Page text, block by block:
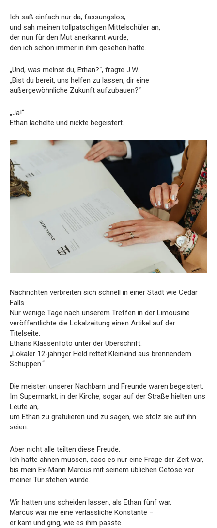
Ich saß einfach nur da, fassungslos,
und sah meinen tollpatschigen Mittelschüler an,
der nun für den Mut anerkannt wurde,
den ich schon immer in ihm gesehen hatte.
„Und, was meinst du, Ethan?“, fragte J.W.
„Bist du bereit, uns helfen zu lassen, dir eine
außergewöhnliche Zukunft aufzubauen?“
„Ja!“
Ethan lächelte und nickte begeistert.
Nachrichten verbreiten sich schnell in einer Stadt wie Cedar
Falls.
Nur wenige Tage nach unserem Treffen in der Limousine
veröffentlichte die Lokalzeitung einen Artikel auf der
Titelseite:
Ethans Klassenfoto unter der Überschrift:
„Lokaler 12-jähriger Held rettet Kleinkind aus brennendem
Schuppen.“
Die meisten unserer Nachbarn und Freunde waren begeistert.
Im Supermarkt, in der Kirche, sogar auf der Straße hielten uns
Leute an,
um Ethan zu gratulieren und zu sagen, wie stolz sie auf ihn
seien.
Aber nicht alle teilten diese Freude.
Ich hätte ahnen müssen, dass es nur eine Frage der Zeit war,
bis mein Ex-Mann Marcus mit seinem üblichen Getöse vor
meiner Tür stehen würde.
Wir hatten uns scheiden lassen, als Ethan fünf war.
Marcus war nie eine verlässliche Konstante –
er kam und ging, wie es ihm passte.